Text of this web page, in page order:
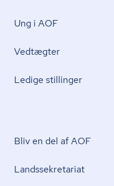
Ung i AOF
Vedtægter
Ledige stillinger
Bliv en del af AOF
Lands­se­kre­ta­ri­at